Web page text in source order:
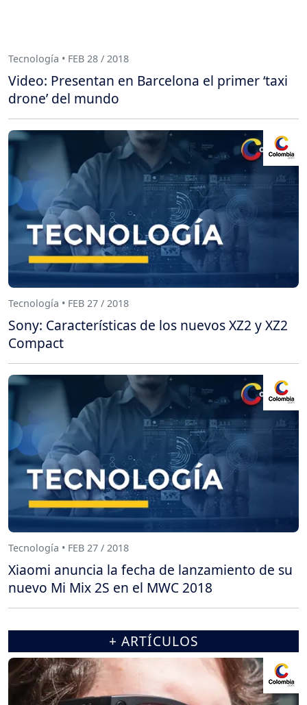
Tecnología • FEB 28 / 2018
Video: Presentan en Barcelona el primer ‘taxi
drone’ del mundo
Tecnología • FEB 27 / 2018
Sony: Características de los nuevos XZ2 y XZ2
Compact
Tecnología • FEB 27 / 2018
Xiaomi anuncia la fecha de lanzamiento de su
nuevo Mi Mix 2S en el MWC 2018
+ ARTÍCULOS